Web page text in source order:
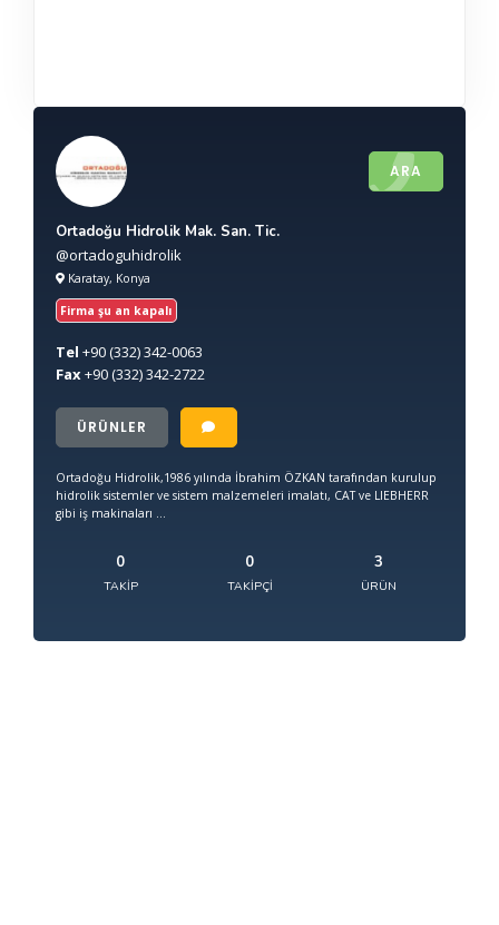
ARA
Ortadoğu Hidrolik Mak. San. Tic.
@ortadoguhidrolik
Karatay, Konya
Firma şu an kapalı
Tel +90(332) 342-0063
Fax+90(332) 342-2722
ÜRÜNLER
Ortadoğu Hidrolik,1986 yılında İbrahim ÖZKAN tarafından kurulup
hidrolik sistemler ve sistem malzemeleri imalatı, CAT ve LIEBHERR
gibi iş makinaları ...
0
TAKIP
0
TAKIPÇI
3
ÜRÜN